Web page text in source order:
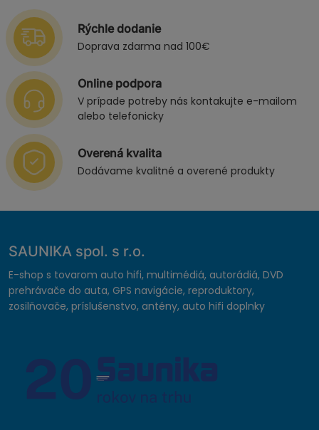
Rýchle dodanie
Doprava zdarma nad 100€
Online podpora
V prípade potreby nás kontakujte e-mailom
alebo telefonicky
Overená kvalita
Dodávame kvalitné a overené produkty
SAUNIKA spol. s r.o.
E-shop s tovarom auto hifi, multimédiá, autorádiá, DVD
prehrávače do auta, GPS navigácie, reproduktory,
zosilňovače, príslušenstvo, antény, auto hifi doplnky